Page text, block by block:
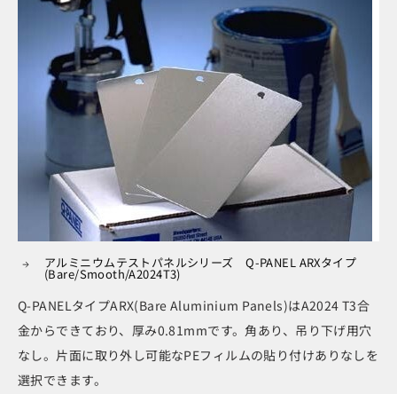
アルミニウムテストパネルシリーズ Q-PANEL ARXタイプ
(Bare/Smooth/A2024T3)
Q-PANELタイプARX(Bare Aluminium Panels)はA2024 T3合
金からできており、厚み0.81mmです。角あり、吊り下げ用穴
なし。片面に取り外し可能なPEフィルムの貼り付けありなしを
選択できます。